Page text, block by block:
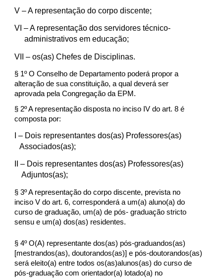
V – A representação do corpo discente;
VI – A representação dos servidores técnico-
administrativos em educação;
VII – os(as) Chefes de Disciplinas.
§ 1º O Conselho de Departamento poderá propor a
alteração de sua constituição, a qual deverá ser
aprovada pela Congregação da EPM.
§ 2º A representação disposta no inciso IV do art. 8 é
composta por:
– Dois representantes dos(as) Professores(as)
Associados(as);
– Dois representantes dos(as) Professores(as)
Adjuntos(as);
§ 3º A representação do corpo discente, prevista no
inciso V do art. 6, corresponderá a um(a) aluno(a) do
curso de graduação, um(a) de pós- graduação stricto
sensu e um(a) dos(as) residentes.
§ 4º O(A) representante dos(as) pós-graduandos(as)
[mestrandos(as), doutorandos(as)] e pós-doutorandos(as)
será eleito(a) entre todos os(as)alunos(as) do curso de
pós-graduação com orientador(a) lotado(a) no